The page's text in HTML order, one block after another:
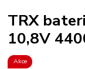
TRX
10,8V
Akce